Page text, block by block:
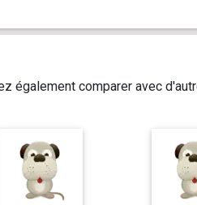
également comparer avec